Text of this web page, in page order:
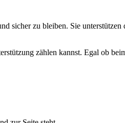
sicher zu bleiben. Sie unterstützen
zählen kannst. Egal ob